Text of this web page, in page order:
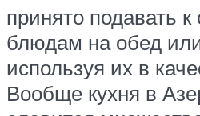
принято подавать
блюдам на обед
используя их в
Вообще кухня в